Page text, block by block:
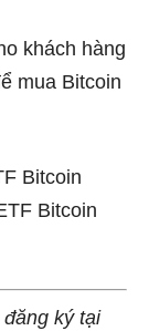
khách hàng
mua Bitcoin
Bitcoin
Bitcoin
ký tại